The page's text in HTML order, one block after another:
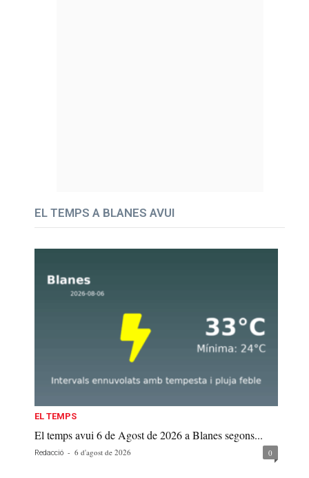
EL TEMPS A BLANES AVUI
EL TEMPS
El temps avui 6 de Agost de 2026 a Blanes segons...
Redacció - 6 d'agost de 2026 0